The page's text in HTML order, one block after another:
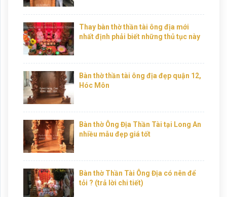
Thay bàn thờ thần tài ông địa mới
nhất định phải biết những thủ tục này
Bàn thờ thần tài ông địa đẹp quận 12,
Hóc Môn
Bàn thờ Ông Địa Thần Tài tại Long An
nhiều mẫu đẹp giá tốt
Bàn thờ Thần Tài Ông Địa có nên để
tỏi ? (trả lời chi tiết)